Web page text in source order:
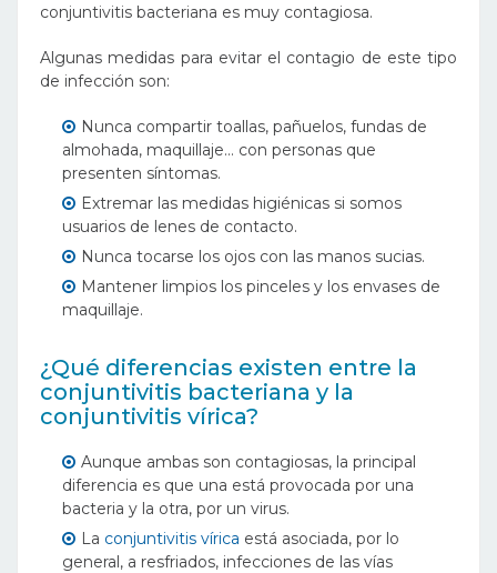
conjuntivitis bacteriana es muy contagiosa.
Algunas medidas para evitar el contagio de este tipo
de infección son:
Nunca compartir toallas, pañuelos, fundas de
almohada, maquillaje… con personas que
presenten síntomas.
Extremar las medidas higiénicas si somos
usuarios de lenes de contacto.
Nunca tocarse los ojos con las manos sucias.
Mantener limpios los pinceles y los envases de
maquillaje.
¿Qué diferencias existen entre la
conjuntivitis bacteriana y la
conjuntivitis vírica?
Aunque ambas son contagiosas, la principal
diferencia es que una está provocada por una
bacteria y la otra, por un virus.
La conjuntivitis vírica está asociada, por lo
general, a resfriados, infecciones de las vías